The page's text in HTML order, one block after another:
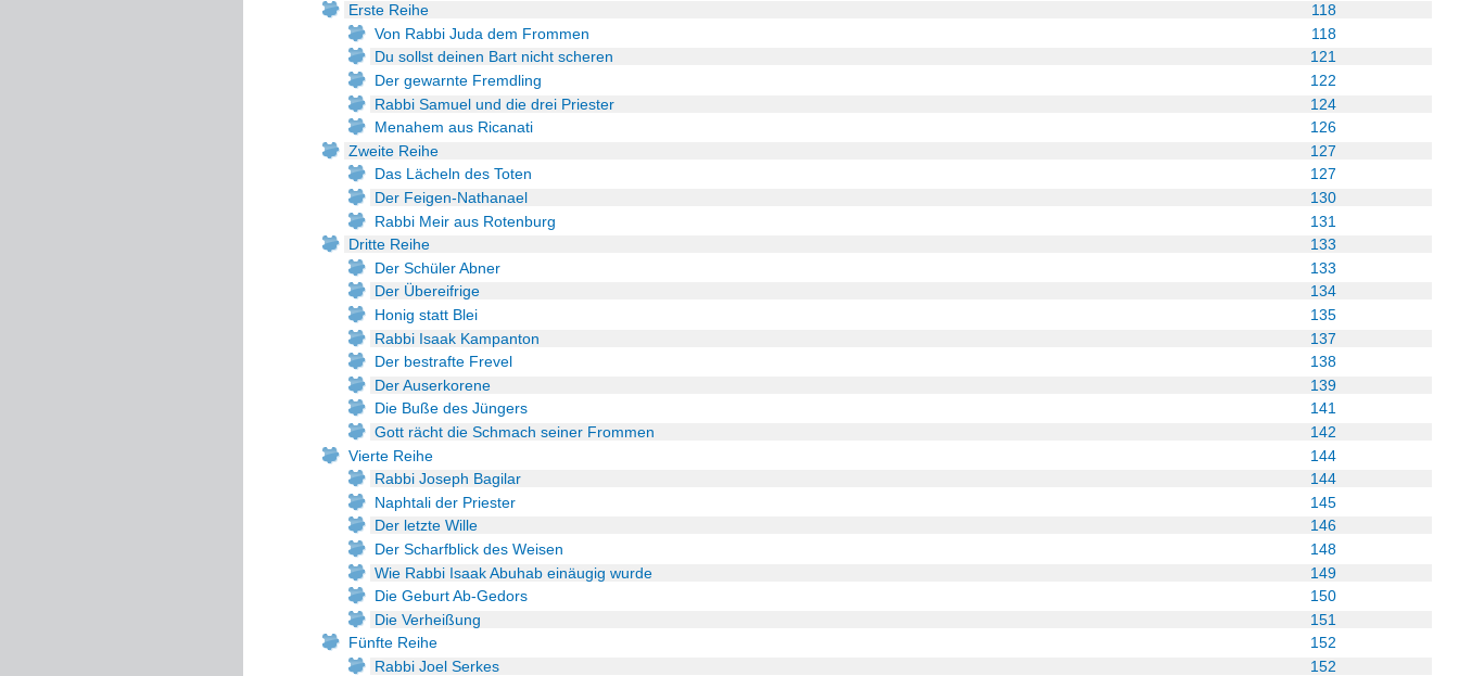
118
Erste Reihe
118
Von Rabbi Juda dem Frommen
121
Du sollst deinen Bart nicht scheren
122
Der gewarnte Fremdling
124
Rabbi Samuel und die drei Priester
126
Menahem aus Ricanati
127
Zweite Reihe
127
Das Lächeln des Toten
130
Der Feigen-Nathanael
131
Rabbi Meir aus Rotenburg
133
Dritte Reihe
133
Der Schüler Abner
134
Der Übereifrige
135
Honig statt Blei
137
Rabbi Isaak Kampanton
138
Der bestrafte Frevel
139
Der Auserkorene
141
Die Buße des Jüngers
142
Gott rächt die Schmach seiner Frommen
144
Vierte Reihe
144
Rabbi Joseph Bagilar
145
Naphtali der Priester
146
Der letzte Wille
148
Der Scharfblick des Weisen
149
Wie Rabbi Isaak Abuhab einäugig wurde
150
Die Geburt Ab-Gedors
151
Die Verheißung
152
Fünfte Reihe
152
Rabbi Joel Serkes